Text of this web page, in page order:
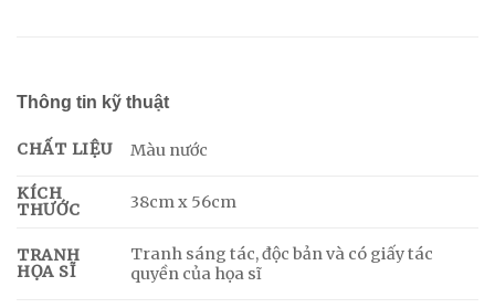
Thông tin kỹ thuật
CHẤT LIỆU Màu nước
KÍCH
THƯỚC
38cm x 56cm
TRANH
HỌA SĨ
Tranh sáng tác, độc bản và có giấy tác
quyền của họa sĩ